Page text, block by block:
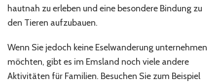
hautnah zu erleben und eine besondere Bindung zu
den Tieren aufzubauen.
Wenn Sie jedoch keine Eselwanderung unternehmen
möchten, gibt es im Emsland noch viele andere
Aktivitäten für Familien. Besuchen Sie zum Beispiel